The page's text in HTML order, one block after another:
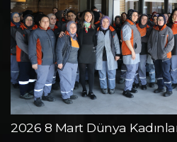
2026 8 Mart Dünya